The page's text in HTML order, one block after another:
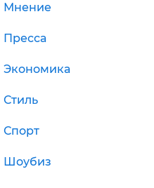
Мнение
Пресса
Экономика
Стиль
Спорт
Шоубиз